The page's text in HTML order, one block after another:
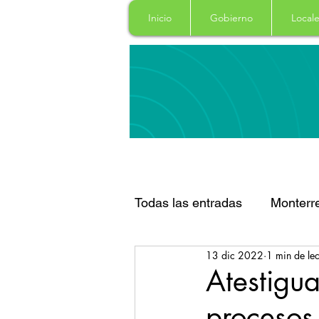
Inicio Gobierno
Todas las entradas
Santa Catarina San
13 dic 2022 1 min de